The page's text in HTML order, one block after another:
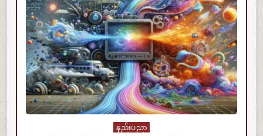
Posted in
နည်းပညာ